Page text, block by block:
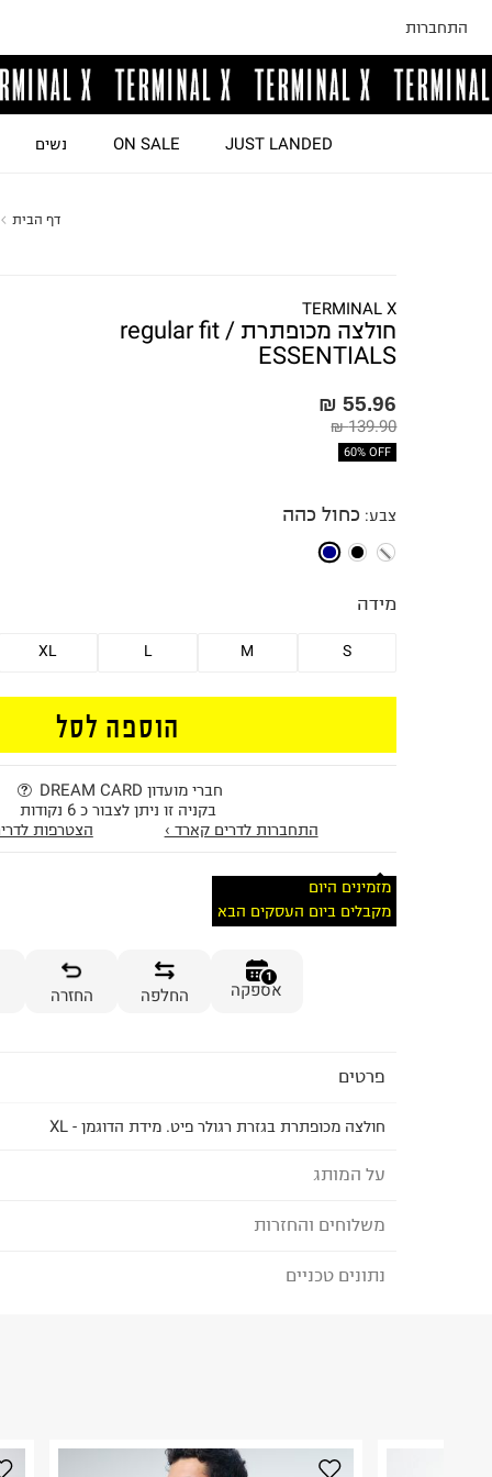
התחברות
JUST LANDED
ON SALE נשים
דף הבית
TERMINAL X
חולצה מכופתרת regular fit /
ESSENTIALS
55.96 ₪
139.90 ₪
60% OFF
צבע: כחול כהה
מידה
S
M
L
XL
הוספה לסל
חברי מועדון DREAM CARD
בקניה זו ניתן לצבור כ 6 נקודות
התחברות לדרים קארד ›
הצטרפות
מזמינים היום
מקבלים ביום העסקים הבא
1
אספקה החלפה החזרה
פרטים
חולצה מכופתרת בגזרת רגולר פיט. מידת הדוגמן - XL
על המותג
TERMINAL X - טרמינל איקס
משלוחים והחזרות
לבחירת בשיטת המשלוח המתאימה לכם,
נתונים טכניים